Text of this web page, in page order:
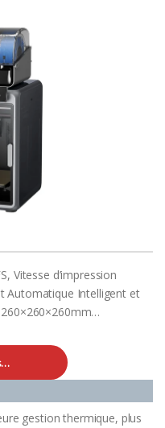
Vitesse d’impression
Automatique Intelligent et
260×260×260mm…
gestion thermique, plus